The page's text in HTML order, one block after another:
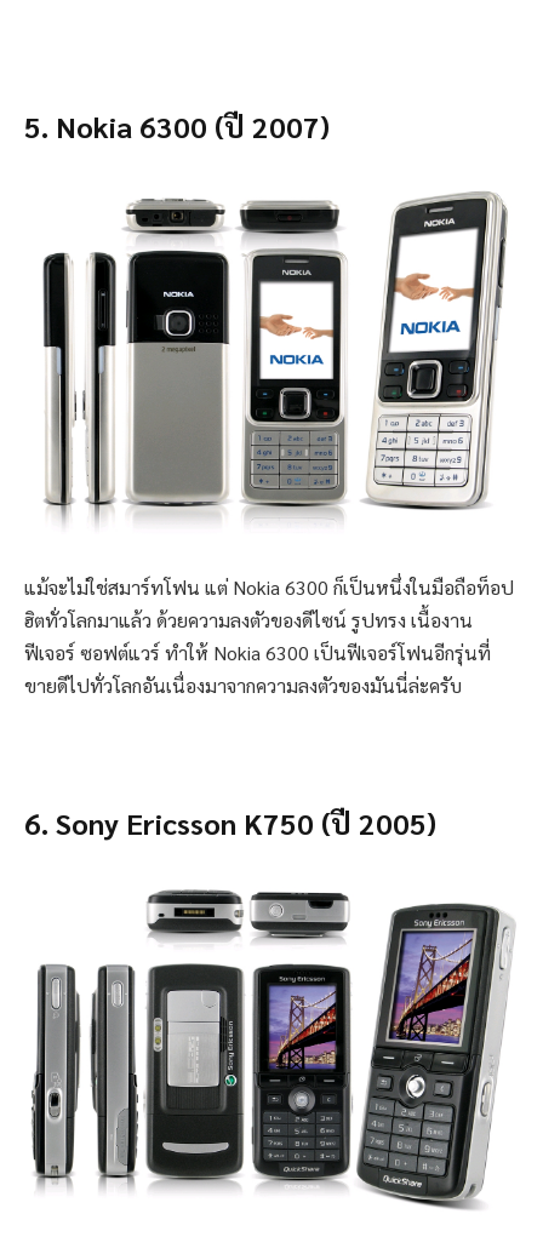
5. Nokia 6300 (ปี 2007)
แม้จะไม่ใช่สมาร์ทโฟน แต่ Nokia 6300 ก็เป็นหนึ่งในมือถือท็อป
ฮิตทั่วโลกมาแล้ว ด้วยความลงตัวของดีไซน์ รูปทรง เนื้องาน
ฟีเจอร์ ซอฟต์แวร์ ทำให้ Nokia 6300 เป็นฟีเจอร์โฟนอีกรุ่นที่
ขายดีไปทั่วโลกอันเนื่องมาจากความลงตัวของมันนี่ล่ะครับ
6. Sony Ericsson K750 (ปี 2005)